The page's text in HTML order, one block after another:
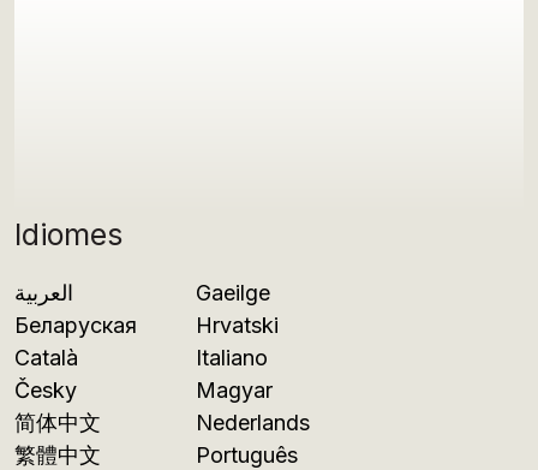
Idiomes
العربية
Беларуская
Català
Česky
简体中文
繁體中文
Gaeilge
Hrvatski
Italiano
Magyar
Nederlands
Português